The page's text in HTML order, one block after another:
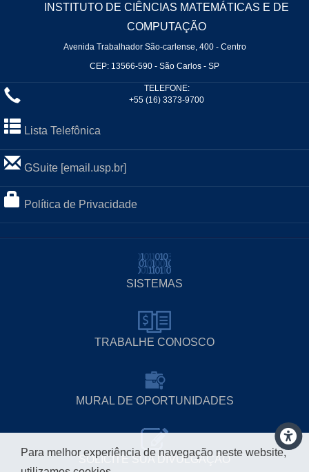
INSTITUTO DE CIÊNCIAS MATEMÁTICAS E DE
COMPUTAÇÃO
Avenida Trabalhador São-carlense, 400 - Centro
CEP: 13566-590 - São Carlos - SP
TELEFONE:
+55 (16) 3373-9700
Lista Telefônica
GSuite [email.usp.br]
Política de Privacidade
SISTEMAS
TRABALHE CONOSCO
MURAL DE OPORTUNIDADES
SOLICITE SUA DIVULGAÇÃO
Para melhor experiência de navegação neste website,